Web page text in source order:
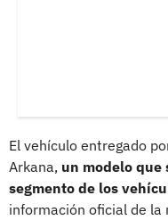
El vehículo entregado
Arkana, un modelo que
segmento de los
información oficial de